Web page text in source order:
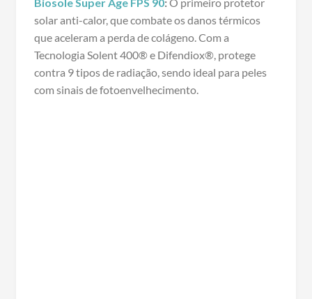
solar anti-calor, que combate os danos térmicos
que aceleram a perda de colágeno. Com a
Tecnologia Solent 400® e Difendiox®, protege
contra 9 tipos de radiação, sendo ideal para peles
com sinais de fotoenvelhecimento.